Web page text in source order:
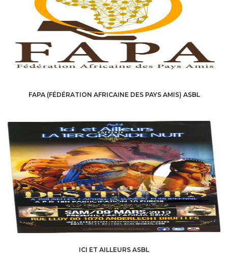
FAPA (FÉDÉRATION AFRICAINE DES PAYS AMIS) ASBL
ICI ET AILLEURS ASBL